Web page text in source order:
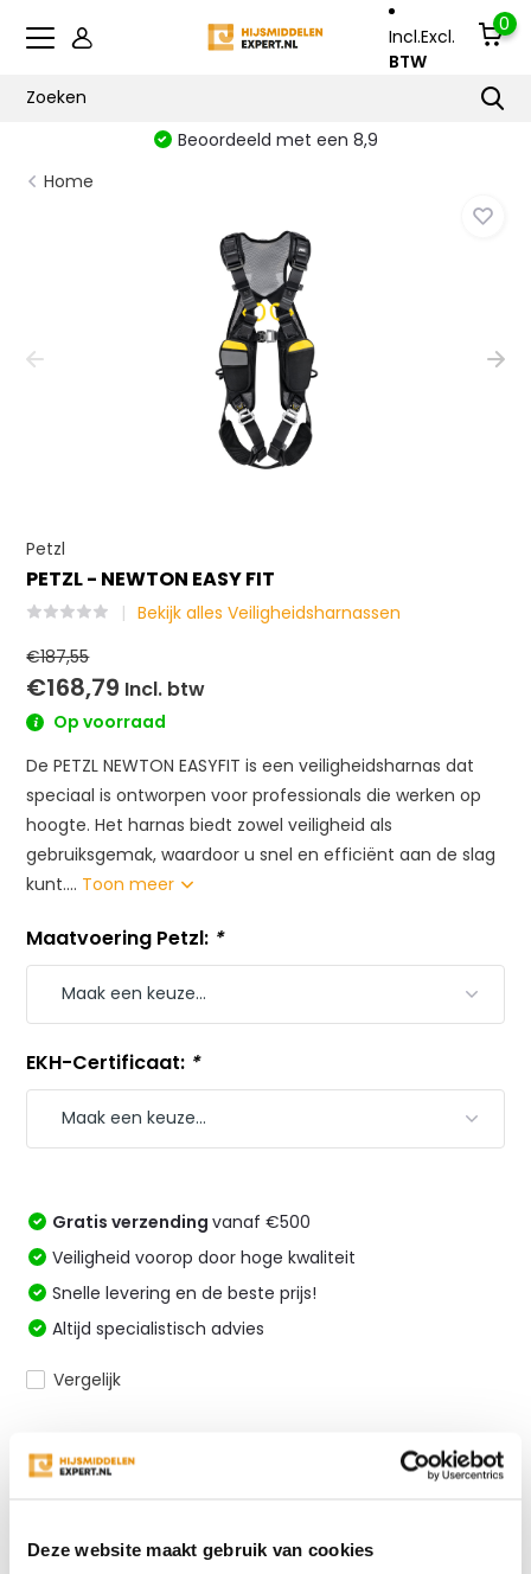
Deze website maakt gebruik van cookies
Incl.Excl.
BTW
0
Beoordeeld met een 8,9
Home
Petzl
PETZL - NEWTON EASY FIT
Bekijk alles Veiligheidsharnassen
€187,55
€168,79 Incl. btw
Op voorraad
De PETZL NEWTON EASYFIT is een veiligheidsharnas dat
speciaal is ontworpen voor professionals die werken op
hoogte. Het harnas biedt zowel veiligheid als
gebruiksgemak, waardoor u snel en efficiënt aan de slag
kunt.... Toon meer
Maatvoering Petzl: *
EKH-Certificaat: *
Gratis verzendingvanaf €500
Veiligheid voorop door hoge kwaliteit
Snelle levering en de beste prijs!
Altijd specialistisch advies
Vergelijk
Reviews